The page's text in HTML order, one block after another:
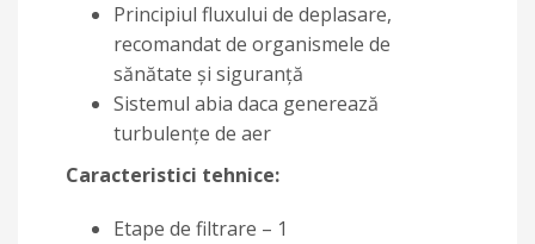
Principiul fluxului de deplasare,
recomandat de organismele de
sănătate și siguranță
Sistemul abia daca generează
turbulențe de aer
Caracteristici tehnice:
Etape de filtrare – 1